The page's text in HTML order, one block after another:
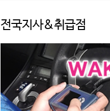
전국지사&취급점